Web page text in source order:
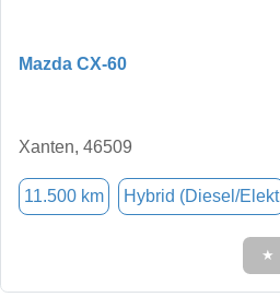
Mazda CX-60
Xanten, 46509
11.500 km Hybrid (Diesel/Elekt
★